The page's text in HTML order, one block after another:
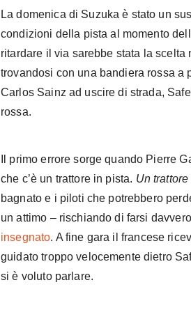
La domenica di Suzuka è stato un
condizioni della pista al momento
ritardare il via sarebbe stata la
trovandosi con una bandiera rossa a
Carlos Sainz ad uscire di strada,
rossa.
Il primo errore sorge quando Pierre
che c’è un trattore in pista. Un
bagnato e i piloti che potrebbero
un attimo – rischiando di farsi
insegnato. A fine gara il francese
guidato troppo velocemente dietro
si è voluto parlare.